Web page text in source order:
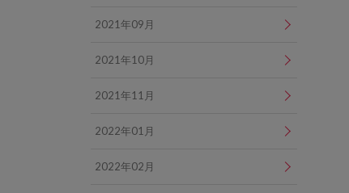
2021年09月
2021年10月
2021年11月
2022年01月
2022年02月